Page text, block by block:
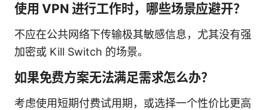
使用 VPN 进行工作时，哪些场景应避开？
不应在公共网络下传输极其敏感信息，尤其没有强
加密或 Kill Switch 的场景。
如果免费方案无法满足需求怎么办？
考虑使用短期付费试用期，或选择一个性价比更高